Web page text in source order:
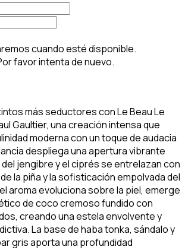
cuando esté disponible.
favor intenta de nuevo.
más seductores con Le Beau Le
Gaultier, una creación intensa que
moderna con un toque de audacia
despliega una apertura vibrante
jengibre y el ciprés se entrelazan con
la piña y la sofisticación empolvada del
aroma evoluciona sobre la piel, emerge
de coco cremoso fundido con
creando una estela envolvente y
La base de haba tonka, sándalo y
gris aporta una profundidad